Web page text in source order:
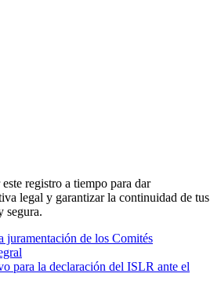
registro a tiempo para dar
legal y garantizar la continuidad de tus
segura.
juramentación de los Comités
para la declaración del ISLR ante el